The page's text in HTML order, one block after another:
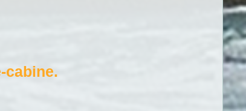
cabine.